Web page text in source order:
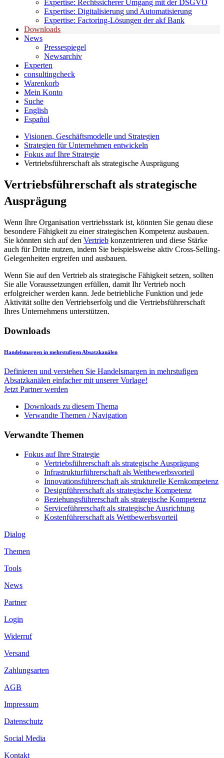
Expertise: Rechtssicherer Umgang mit der DSGVO
Expertise: Digitalisierung und Automatisierung
Expertise: Factoring-Lösungen der akf Bank
Downloads
News
Pressespiegel
Newsarchiv
Experten
consultingcheck
Warenkorb
Mein Konto
Suche
English
Español
Visionen, Geschäftsmodelle und Strategien
Strategien für Unternehmen entwickeln
Fokus auf Ihre Strategie
Vertriebsführerschaft als strategische Ausprägung
Vertriebsführerschaft als strategische
Ausprägung
Wenn Ihre Organisation vertriebsstark ist, könnten Sie genau diese
besondere Fähigkeit zu einer strategischen Kompetenz ausbauen.
Sie könnten sich auf den Vertrieb konzentrieren und diese Stärke
auch für Dritte nutzen, indem Sie beispielsweise aktiv Cross-Selling-
Gelegenheiten ergreifen und ausbauen.
Wenn Sie auf den Vertrieb als strategische Fähigkeit setzen, sollten
Sie alle Voraussetzungen erfüllen, damit Ihr Vertrieb noch
erfolgreicher werden kann. Jede betriebliche Funktion und jede
Aktivität sollte den Vertriebserfolg und die Vertriebsführerschaft
Ihres Unternehmens unterstützen.
Downloads
Handelsmargen in mehrstufigen Absatzkanälen
Definieren und verstehen Sie Handelsmargen in mehrstufigen
Absatzkanälen einfacher mit unserer Vorlage!
Jetzt Partner werden
Downloads zu diesem Thema
Verwandte Themen / Navigation
Verwandte Themen
Fokus auf Ihre Strategie
Vertriebsführerschaft als strategische Ausprägung
Infrastrukturführerschaft als Wettbewerbsvorteil
Innovationsführerschaft als strukturelle Kernkompetenz
Designführerschaft als strategische Kompetenz
Beziehungsführerschaft als strategische Kompetenz
Serviceführerschaft als strategische Ausrichtung
Kostenführerschaft als Wettbewerbsvorteil
Dialog
Themen
Tools
News
Partner
Login
Widerruf
Versand
Zahlungsarten
AGB
Impressum
Datenschutz
Social Media
Kontakt